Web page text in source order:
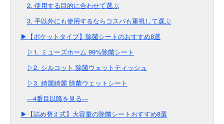
2. 使用する目的に合わせて選ぶ
3. 手以外にも使用するならコスパも重視して選ぶ
▶【ポケットタイプ】除菌シートのおすすめ8選
▷1. ミューズホーム 99%除菌シート
▷2. シルコット 除菌ウェットティッシュ
▷3. 綺麗綺麗 除菌ウェットシート
---4番目以降を見る---
▶【詰め替え式】大容量の除菌シートおすすめ8選